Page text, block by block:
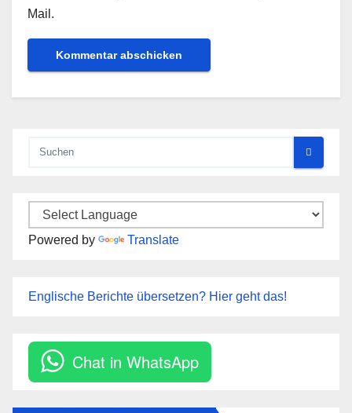
Mail.
Powered by Translate
Englische Berichte übersetzen? Hier geht das!
Chat in WhatsApp